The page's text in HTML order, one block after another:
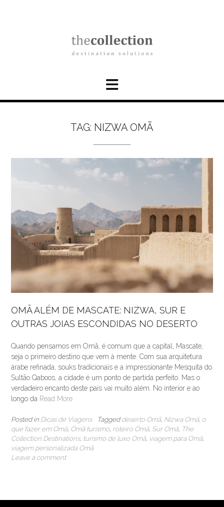
TAG: NIZWA OMÃ
OMÃ ALÉM DE MASCATE: NIZWA, SUR E
OUTRAS JOIAS ESCONDIDAS NO DESERTO
Quando pensamos em Omã, é comum que a capital, Mascate,
seja o primeiro destino que vem à mente. Com sua arquitetura
árabe refinada, souks tradicionais e a impressionante Mesquita do
Sultão Qaboos, a cidade é um ponto de partida perfeito. Mas o
verdadeiro encanto deste país vai muito além. No interior e ao
longo da Read More
Posted in Dicas de Viagens Taggeddeserto Omã, Nizwa Omã, o
que fazer em Omã, Omã turismo, roteiro Omã, Sur Omã, The
Collection Destinations, turismo de luxo Omã, viagem para Omã,
viagem personalizada Omã
Leave a comment